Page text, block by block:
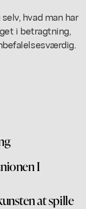
hvad man har
i betragtning,
I
at spille